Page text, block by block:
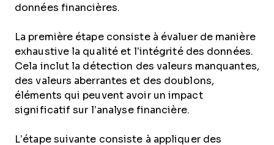
données financières.
La première étape consiste à évaluer de manière
exhaustive la qualité et l’intégrité des données.
Cela inclut la détection des valeurs manquantes,
des valeurs aberrantes et des doublons,
éléments qui peuvent avoir un impact
significatif sur l’analyse financière.
L’étape suivante consiste à appliquer des